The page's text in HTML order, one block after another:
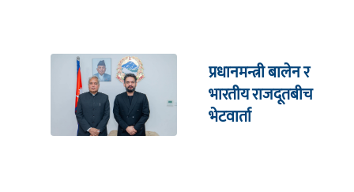
प्रधानमन्त्री बालेन र
भारतीय राजदूतबीच
भेटवार्ता